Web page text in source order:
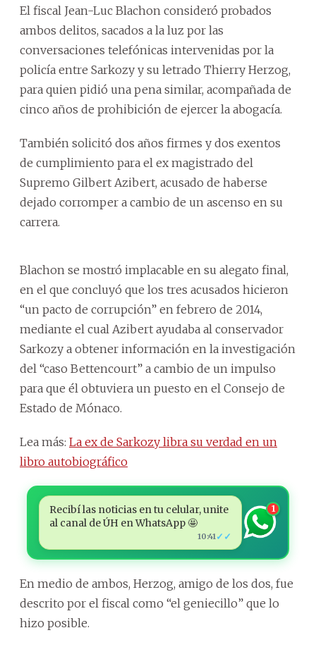
El fiscal Jean-Luc Blachon consideró probados
ambos delitos, sacados a la luz por las
conversaciones telefónicas intervenidas por la
policía entre Sarkozy y su letrado Thierry Herzog,
para quien pidió una pena similar, acompañada de
cinco años de prohibición de ejercer la abogacía.
También solicitó dos años firmes y dos exentos
de cumplimiento para el ex magistrado del
Supremo Gilbert Azibert, acusado de haberse
dejado corromper a cambio de un ascenso en su
carrera.
Blachon se mostró implacable en su alegato final,
en el que concluyó que los tres acusados hicieron
“un pacto de corrupción” en febrero de 2014,
mediante el cual Azibert ayudaba al conservador
Sarkozy a obtener información en la investigación
del “caso Bettencourt” a cambio de un impulso
para que él obtuviera un puesto en el Consejo de
Estado de Mónaco.
Lea más: La ex de Sarkozy libra su verdad en un
libro autobiográfico
Recibí las noticias en tu celular, unite
al canal de ÚH en WhatsApp 🤩
10:41 ✓✓
1
En medio de ambos, Herzog, amigo de los dos, fue
descrito por el fiscal como “el geniecillo” que lo
hizo posible.